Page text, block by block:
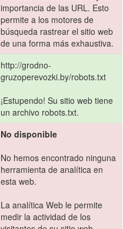
importancia de las URL. Esto
permite a los motores de
búsqueda rastrear el sitio web
de una forma más exhaustiva.
http://grodno-
gruzoperevozki.by/robots.txt
¡Estupendo! Su sitio web tiene
un archivo robots.txt.
No disponible
No hemos encontrado ninguna
herramienta de analítica en
esta web.
La analítica Web le permite
medir la actividad de los